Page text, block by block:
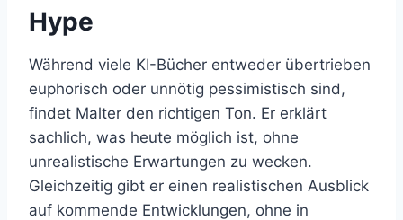
Hype
Während viele KI-Bücher entweder übertrieben
euphorisch oder unnötig pessimistisch sind,
findet Malter den richtigen Ton. Er erklärt
sachlich, was heute möglich ist, ohne
unrealistische Erwartungen zu wecken.
Gleichzeitig gibt er einen realistischen Ausblick
auf kommende Entwicklungen, ohne in